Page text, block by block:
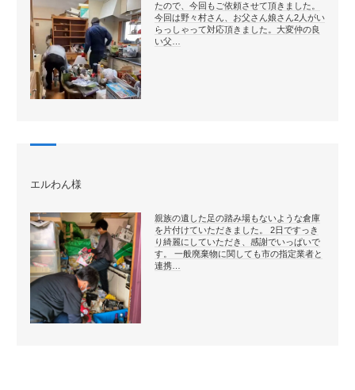
たので、今回もご依頼させて頂きました。
今回は野々村さん、お父さん娘さん2人がい
らっしゃって対応頂きました。大変仲の良
い父…
エルわん様
親族の遺した足の踏み場もないような倉庫
を片付けていただきました。 2日ですっき
り綺麗にしていただき、感謝でいっぱいで
す。 一般廃棄物に関しても市の指定業者と
連携…